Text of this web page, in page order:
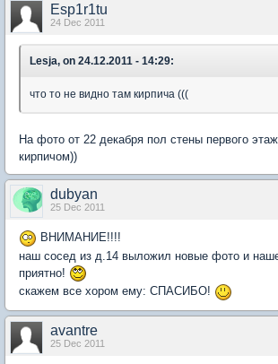
Esp1r1tu
24 Dec 2011
Lesja, on 24.12.2011 - 14:29:
что то не видно там кирпича (((
На фото от 22 декабря пол стены первого
кирпичом))
dubyan
25 Dec 2011
ВНИМАНИЕ!!!!
наш сосед из д.14 выложил новые фото и
приятно!
скажем все хором ему: СПАСИБО!
avantre
25 Dec 2011